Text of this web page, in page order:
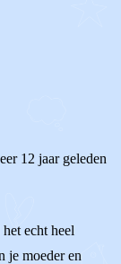
12 jaar geleden
echt heel
je moeder en